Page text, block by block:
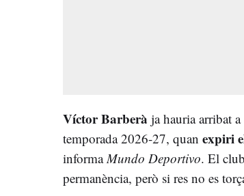
Víctor Barberà ja hauria arribat
temporada 2026-27, quan expiri
informa Mundo Deportivo. El
permanència, però si res no es